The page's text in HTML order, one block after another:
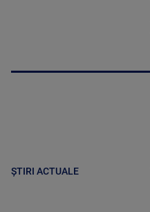
ȘTIRI ACTUALE